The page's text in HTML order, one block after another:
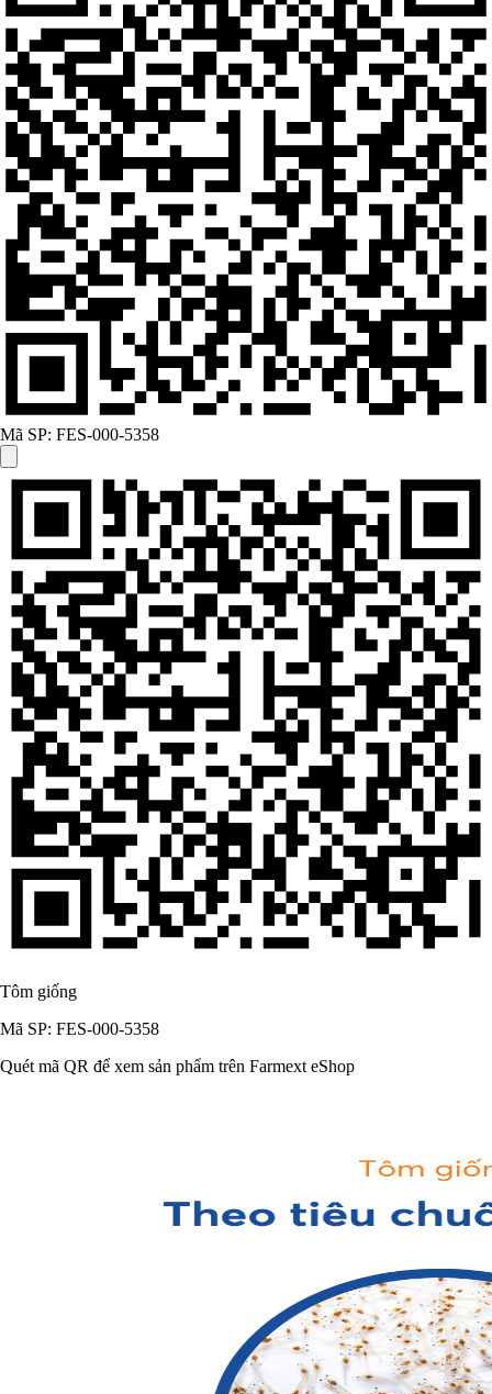
Mã SP: FES-000-5358
Tôm giống
Mã SP: FES-000-5358
Quét mã QR để xem sản phẩm trên Farmext eShop